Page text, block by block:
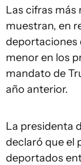
Las cifras más
muestran, en
deportaciones
menor en los
mandato de
año anterior.
La presidenta
declaró que el
deportados